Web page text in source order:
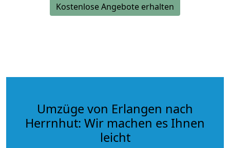
Kostenlose Angebote erhalten
Umzüge von Erlangen nach
Herrnhut: Wir machen es Ihnen
leicht